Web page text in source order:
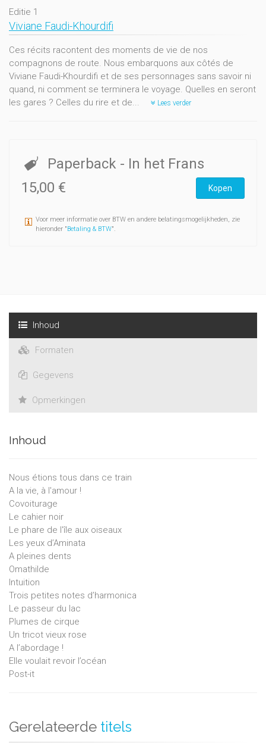
Editie 1
Viviane Faudi-Khourdifi
Ces récits racontent des moments de vie de nos
compagnons de route. Nous embarquons aux côtés de
Viviane Faudi-Khourdifi et de ses personnages sans savoir ni
quand, ni comment se terminera le voyage. Quelles en seront
les gares ? Celles du rire et de...
Lees verder
Paperback - In het Frans
15,00 €
Kopen
Voor meer informatie over BTW en andere belatingsmogelijkheden, zie
hieronder "Betaling & BTW".
Inhoud
Formaten
Gegevens
Opmerkingen
Inhoud
Nous étions tous dans ce train
A la vie, à l'amour !
Covoiturage
Le cahier noir
Le phare de l'île aux oiseaux
Les yeux d’Aminata
A pleines dents
Omathilde
Intuition
Trois petites notes d’harmonica
Le passeur du lac
Plumes de cirque
Un tricot vieux rose
A l’abordage !
Elle voulait revoir l’océan
Post-it
Gerelateerde titels